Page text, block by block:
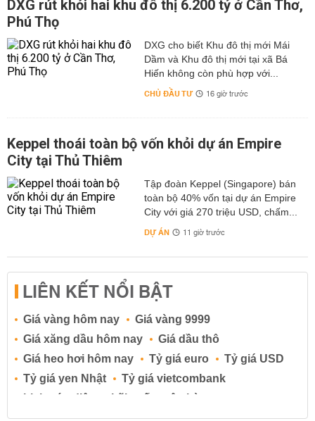
DXG rút khỏi hai khu đô thị 6.200 tỷ ở Cần Thơ,
Phú Thọ
DXG cho biết Khu đô thị mới Mái
Dầm và Khu đô thị mới tại xã Bá
Hiến không còn phù hợp với...
CHỦ ĐẦU TƯ 16 giờ trước
Keppel thoái toàn bộ vốn khỏi dự án Empire
City tại Thủ Thiêm
Tập đoàn Keppel (Singapore) bán
toàn bộ 40% vốn tại dự án Empire
City với giá 270 triệu USD, chấm...
DỰ ÁN 11 giờ trước
LIÊN KẾT NỔI BẬT
Giá vàng hôm nay
Giá vàng 9999
Giá xăng dầu hôm nay
Giá dầu thô
Giá heo hơi hôm nay
Tỷ giá euro
Tỷ giá USD
Tỷ giá yen Nhật
Tỷ giá vietcombank
Lịch cúp điện
Lãi suất ngân hàng
Lãi suất tiết kiệm
Lãi suất tiền gửi